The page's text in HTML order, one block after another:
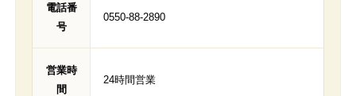
電話番
号
0550-88-2890
営業時
間
24時間営業